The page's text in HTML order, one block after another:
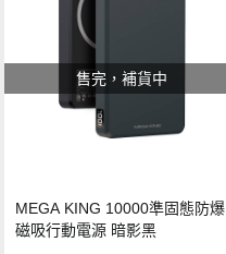
售完，補貨中
MEGA KING 10000準固態防爆
磁吸行動電源 暗影黑